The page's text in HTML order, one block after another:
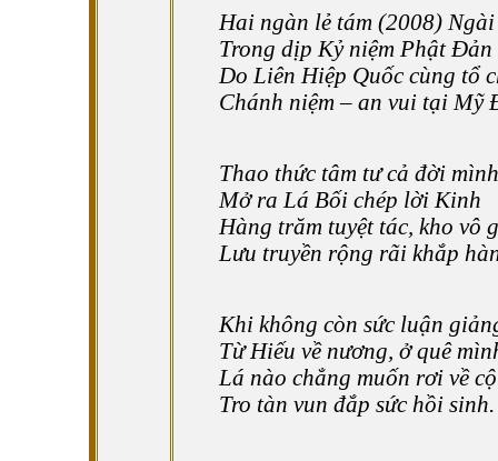
Hai ngàn lẻ tám (2008)
Trong dịp Kỷ niệm Phật Đản
Do Liên Hiệp Quốc cùng tổ
Chánh niệm – an vui tại Mỹ
Thao thức tâm tư cả đời mình
Mở ra Lá Bối chép lời Kinh
Hàng trăm tuyệt tác, kho vô
Lưu truyền rộng rãi khắp
Khi không còn sức luận
Từ Hiếu về nương, ở quê
Lá nào chẳng muốn rơi về
Tro tàn vun đắp sức hồi sinh.